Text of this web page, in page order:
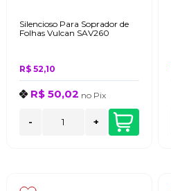
Silencioso Para Soprador de
Folhas Vulcan SAV260
R$ 52,10
R$ 50,02 no Pix
- +